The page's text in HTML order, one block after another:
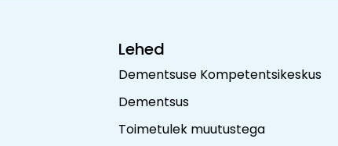
Lehed
Dementsuse Kompetentsikeskus
Dementsus
Toimetulek muutustega